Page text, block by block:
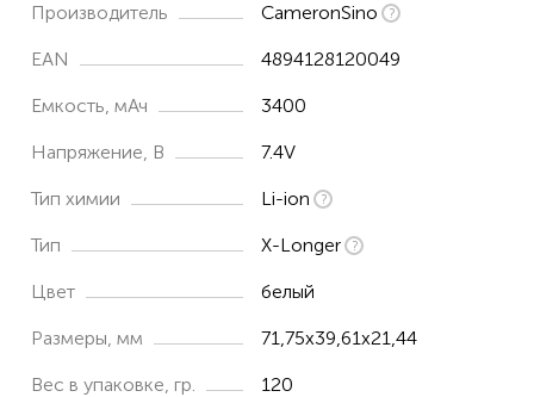
SHC2500 Data Collector
FC100
FC-100
FC-120
Производитель CameronSino
EAN 4894128120049
Емкость, мАч 3400
Напряжение, В 7.4V
Тип химии Li-ion
Тип X-Longer
Цвет белый
Размеры, мм 71,75x39,61x21,44
Вес в упаковке, гр. 120